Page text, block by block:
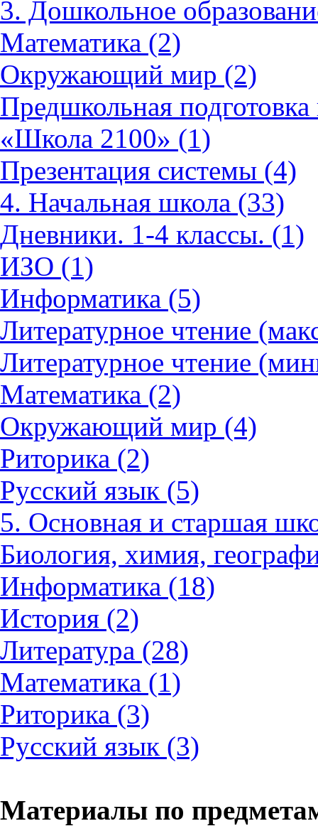
3. Дошкольное
Математика (2)
Окружающий мир (2)
Предшкольная
«Школа 2100» (1)
Презентация системы (4)
4. Начальная школа (33)
Дневники. 1-4 классы. (1)
ИЗО (1)
Информатика (5)
Литературное чтение
Литературное чтение
Математика (2)
Окружающий мир (4)
Риторика (2)
Русский язык (5)
5. Основная и старшая
Биология, химия,
Информатика (18)
История (2)
Литература (28)
Математика (1)
Риторика (3)
Русский язык (3)
Материалы по